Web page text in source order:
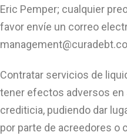
Eric Pemper; cualquier
favor envíe un correo
Contratar servicios de
tener efectos adversos
crediticia, pudiendo dar
por parte de acreedores o